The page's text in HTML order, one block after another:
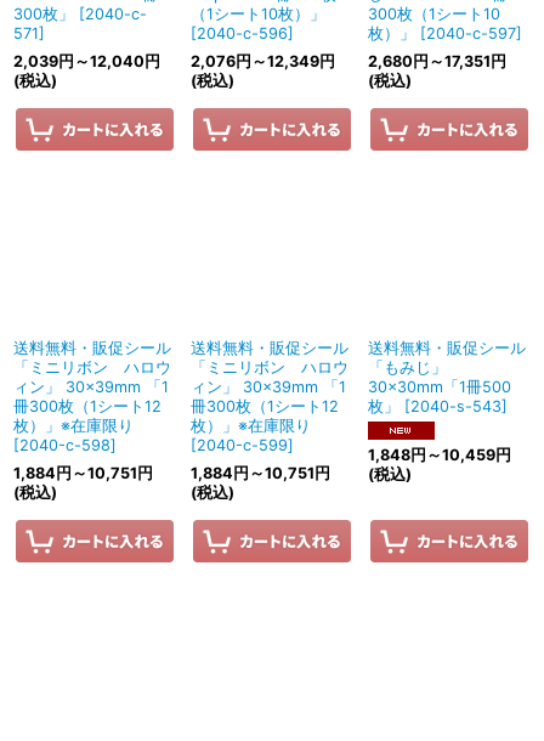
300枚」
[2040-c-
571]
2,039円 ～12,040円
(税込)
（1シート10枚）」
[2040-c-596]
2,076円 ～12,349円
(税込)
300枚（1シート10
枚）」
[2040-c-597]
2,680円 ～17,351円
(税込)
送料無料・販促シール
「ミニリボン ハロウ
ィン」 30×39mm 「1
冊300枚（1シート12
枚）」※在庫限り
[2040-c-598]
1,884円 ～10,751円
(税込)
送料無料・販促シール
「ミニリボン ハロウ
ィン」 30×39mm 「1
冊300枚（1シート12
枚）」※在庫限り
[2040-c-599]
1,884円 ～10,751円
(税込)
送料無料・販促シール
「もみじ」
30×30mm「1冊500
枚」
[2040-s-543]
1,848円 ～10,459円
(税込)